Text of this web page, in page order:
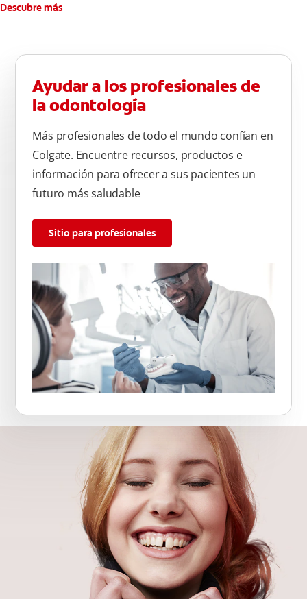
Descubre más
Ayudar a los profesionales de
la odontología
Más profesionales de todo el mundo confían en
Colgate. Encuentre recursos, productos e
información para ofrecer a sus pacientes un
futuro más saludable
Sitio para profesionales